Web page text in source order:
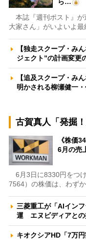
本誌『週刊ポスト』が
大家さん」がいよいよ
【独走スクープ・み
ジェクト”の計画変更
【追及スクープ・み
明かされる柳瀬健一
古賀真人「発掘！
《株価
6月の売
6月3日に8330円をつ
7564）の株価は、わず
三菱重工が「AIイン
運 エヌビディアと
キオクシアHD「7万